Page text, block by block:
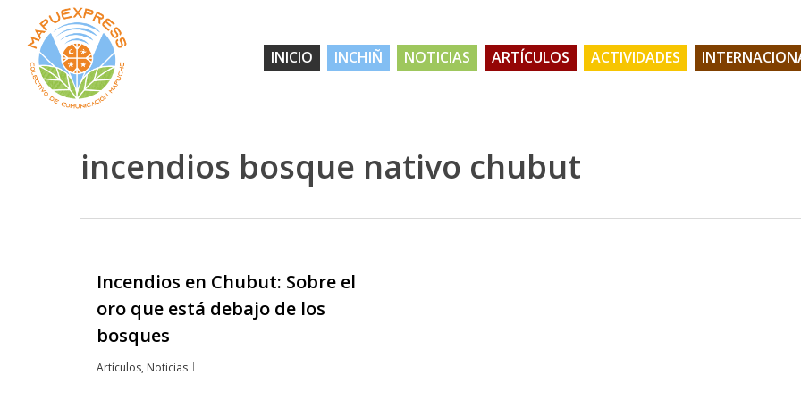
main
content
Hit enter to search or ESC to close
INICIO INCHIÑ NOTICIAS ARTÍCULOS ACTIVIDADES
incendios bosque nativo chubut
Incendios en Chubut: Sobre el
oro que está debajo de los
bosques
Artículos, Noticias